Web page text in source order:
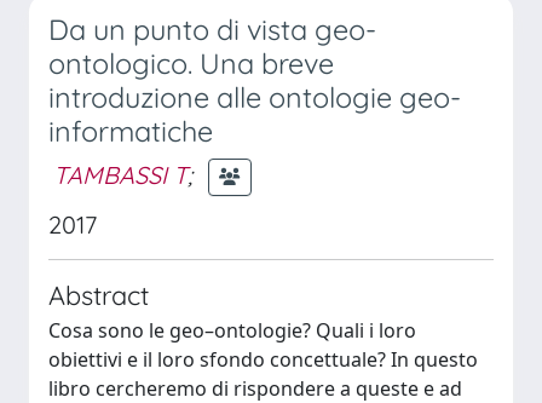
Da un punto di vista geo-
ontologico. Una breve
introduzione alle ontologie geo-
informatiche
TAMBASSI T;
2017
Abstract
Cosa sono le geo–ontologie? Quali i loro
obiettivi e il loro sfondo concettuale? In questo
libro cercheremo di rispondere a queste e ad